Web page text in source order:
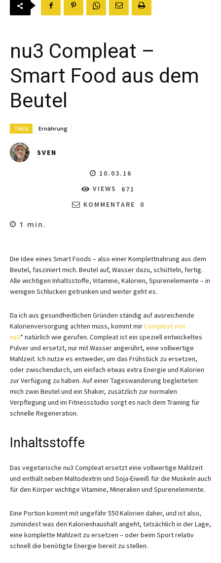
nu3 Compleat –
Smart Food aus dem
Beutel
TAGS Ernährung
SVEN
10.03.16
VIEWS
671
KOMMENTARE
0
1 min.
Die Idee eines Smart Foods – also einer Komplettnahrung aus dem
Beutel, fasziniert mich. Beutel auf, Wasser dazu, schütteln, fertig.
Alle wichtigen Inhaltsstoffe, Vitamine, Kalorien, Spurenelemente – in
wenigen Schlucken getrunken und weiter geht es.
Da ich aus gesundheitlichen Gründen ständig auf ausreichende
Kalorienversorgung achten muss, kommt mirCompleat von
nu3* natürlich wie gerufen. Compleat ist ein speziell entwickeltes
Pulver und ersetzt, nur mit Wasser angerührt, eine vollwertige
Mahlzeit. Ich nutze es entweder, um das Frühstück zu ersetzen,
oder zwischendurch, um einfach etwas extra Energie und Kalorien
zur Verfügung zu haben. Auf einer Tageswanderung begleiteten
mich zwei Beutel und ein Shaker, zusätzlich zur normalen
Verpflegung und im Fitnessstudio sorgt es nach dem Training für
schnelle Regeneration.
Inhaltsstoffe
Das vegetarische nu3 Compleat ersetzt eine vollwertige Mahlzeit
und enthält neben Maltodextrin und Soja-Eiweiß für die Muskeln auch
für den Körper wichtige Vitamine, Mineralien und Spurenelemente.
Eine Portion kommt mit ungefähr 550 Kalorien daher, und ist also,
zumindest was den Kalorienhaushalt angeht, tatsächlich in der Lage,
eine komplette Mahlzeit zu ersetzen – oder beim Sport relativ
schnell die benötigte Energie bereit zu stellen.